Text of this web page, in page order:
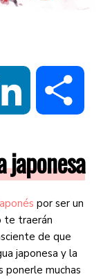
LinkedIn
japonesa
por ser un
te traerán
de que
japonesa y la
ponerle muchas